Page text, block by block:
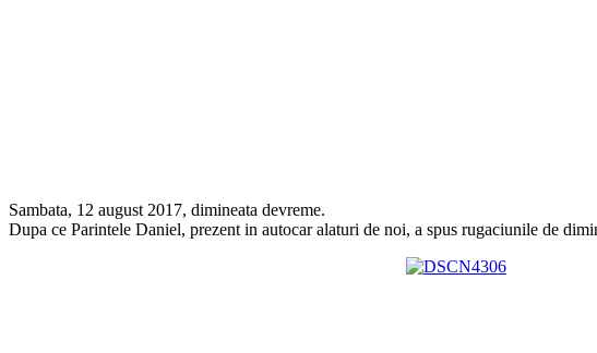
Sambata, 12 august 2017, dimineata devreme.
Dupa ce Parintele Daniel, prezent in autocar alaturi de noi, a spus rugaciunile de